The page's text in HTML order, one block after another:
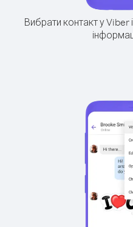
Вибрати контакт у Viber